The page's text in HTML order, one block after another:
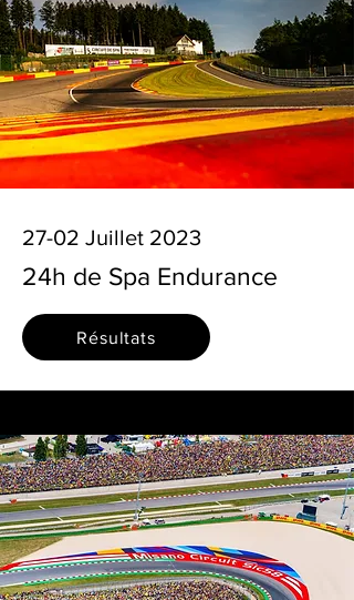
27-02 Juillet 2023
24h de Spa Endurance
Résultats